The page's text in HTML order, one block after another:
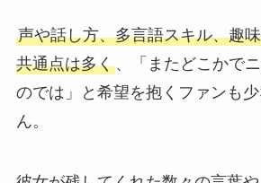
声や話し方、多言語スキル、趣
共通点は多く、「またどこかで
のでは」と希望を抱くファンも
ん。